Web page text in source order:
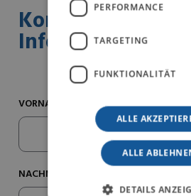
Kontaktieren Sie
Informationen
VORNAME*
NACHNAME*
PERFORMANCE
TARGETING
FUNKTIONALITÄT
ALLE
ALLE
DETAILS